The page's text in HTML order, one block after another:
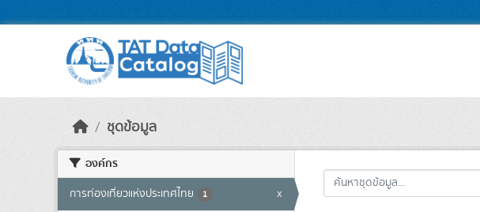
ชุดข้อมูล
องค์กร
การท่องเที่ยวแห่งประเทศไทย 1 x